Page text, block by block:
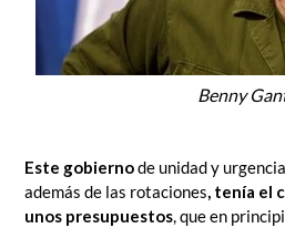
Benny
Este gobiernode unidad y
además de las rotaciones, tenía el
unos presupuestos, que en